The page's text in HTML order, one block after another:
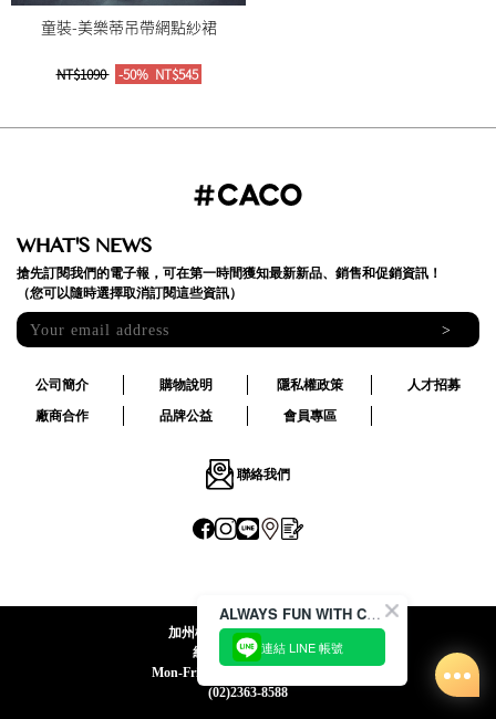
童裝-美樂蒂吊帶網點紗裙
NT$1090 -50% NT$545
WHAT'S NEWS
搶先訂閱我們的電子報，可在第一時間獲知最新新品、銷售和促銷資訊！
（您可以隨時選擇取消訂閱這些資訊）
>
公司簡介 購物說明 隱私權政策
人才招募
廠商合作
品牌公益 會員專區
聯絡我們
加州椰子國際股份有限公司
統一編號:24492069
Mon-Fri 09:00-12:30 / 13:30-18:00
(02)2363-8588
ALWAYS FUN WITH CACO !
連結 LINE 帳號